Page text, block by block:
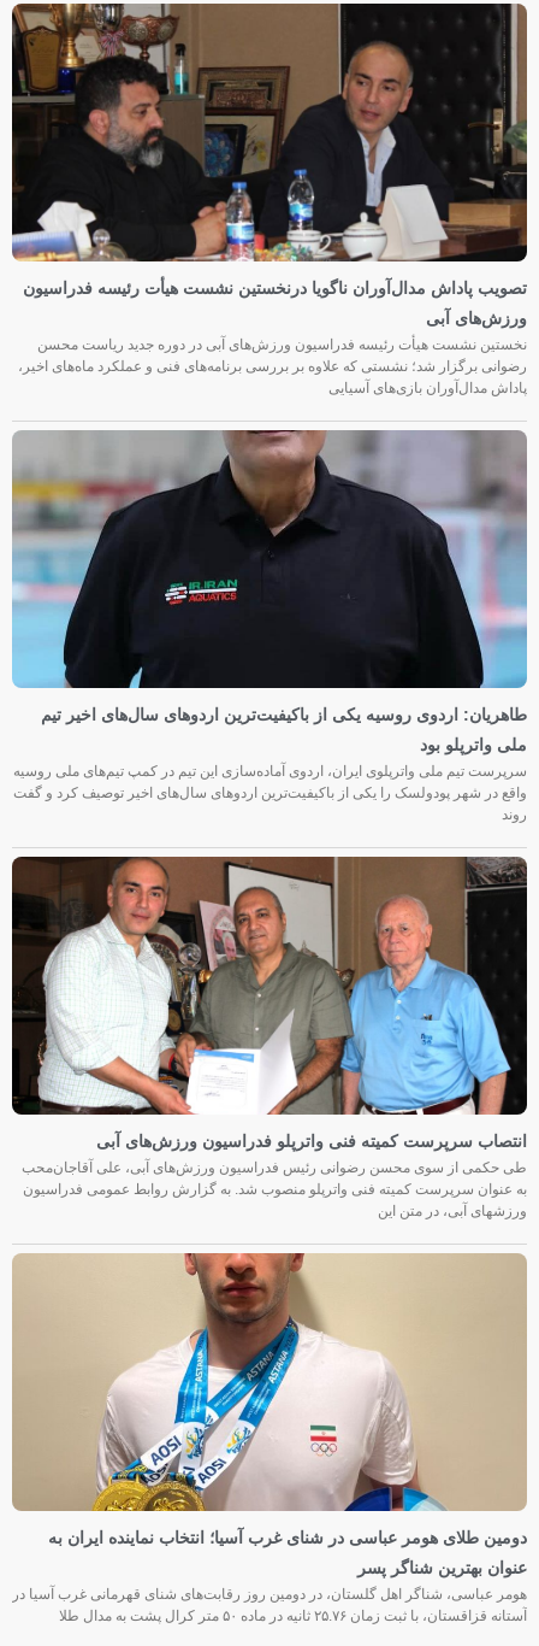
تصویب پاداش مدال‌آوران ناگویا درنخستین نشست هیأت رئیسه فدراسیون
ورزش‌های آبی
نخستین نشست هیأت رئیسه فدراسیون ورزش‌های آبی در دوره جدید ریاست محسن
رضوانی برگزار شد؛ نشستی که علاوه بر بررسی برنامه‌های فنی و عملکرد ماه‌های اخیر،
پاداش مدال‌آوران بازی‌های آسیایی
طاهریان: اردوی روسیه یکی از باکیفیت‌ترین اردوهای سال‌های اخیر تیم
ملی واترپلو بود
سرپرست تیم ملی واترپلوی ایران، اردوی آماده‌سازی این تیم در کمپ تیم‌های ملی روسیه
واقع در شهر پودولسک را یکی از باکیفیت‌ترین اردوهای سال‌های اخیر توصیف کرد و گفت
روند
انتصاب سرپرست کمیته فنی واترپلو فدراسیون ورزش‌های آبی
طی حکمی از سوی محسن رضوانی رئیس فدراسیون ورزش‌های آبی، علی آقاجان‌محب
به عنوان سرپرست کمیته فنی واترپلو منصوب شد. به گزارش روابط عمومی فدراسیون
ورزشهای آبی، در متن این
دومین طلای هومر عباسی در شنای غرب آسیا؛ انتخاب نماینده ایران به
عنوان بهترین شناگر پسر
هومر عباسی، شناگر اهل گلستان، در دومین روز رقابت‌های شنای قهرمانی غرب آسیا در
آستانه قزاقستان، با ثبت زمان ۲۵.۷۶ ثانیه در ماده ۵۰ متر کرال پشت به مدال طلا